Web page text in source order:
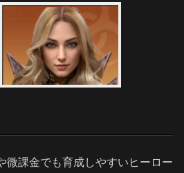
微課金でも育成しやすいヒーロー